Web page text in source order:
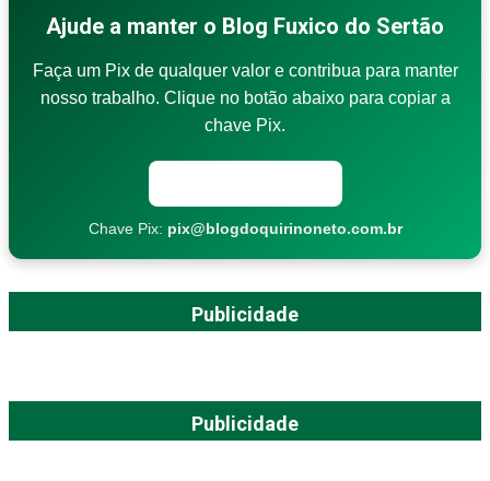
Ajude a manter o Blog Fuxico do Sertão
Faça um Pix de qualquer valor e contribua para manter
nosso trabalho. Clique no botão abaixo para copiar a
chave Pix.
Chave Pix: pix@blogdoquirinoneto.com.br
Publicidade
Publicidade